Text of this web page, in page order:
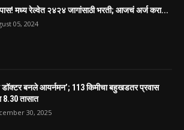
पास! मध्य रेल्वेत २४२४ जागांसाठी भरती; आजचं अर्ज करा...
05, 2024
डॉक्टर बनले आयर्नमन’; 113 किमीचा बहुखडतर प्रवास
8.30 तासात
30, 2025